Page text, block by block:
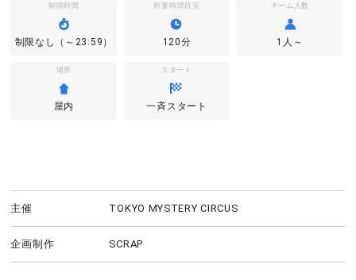
制限時間
制限なし（～23:59）
所要時間目安
120分
チーム人数
1人～
場所
屋内
スタート
一斉スタート
主催 TOKYO MYSTERY CIRCUS
企画制作 SCRAP